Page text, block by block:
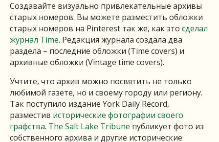
Создавайте визуально привлекательные архивы
старых номеров. Вы можете разместить обложки
старых номеров на Pinterest так же, как это сделал
журнал Time. Редакция журнала создала два
раздела – последние обложки (Time covers) и
архивные обложки (Vintage time covers).
Учтите, что архив можно посвятить не только
любимой газете, но и своему городу или региону.
Так поступило издание York Daily Record,
разместив исторические фотографии своего
графства. The Salt Lake Tribune публикует фото из
собственного архива и другие исторические